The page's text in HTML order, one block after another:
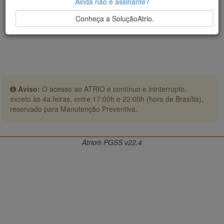
Aviso: O acesso ao ATRIO é contínuo e ininterrupto,
exceto às 4a.feiras, entre 17:00h e 22:00h (hora de Brasília),
reservado para Manutenção Preventiva.
Conheça a SoluçãoAtrio.
Atrio® PGSS v22.4